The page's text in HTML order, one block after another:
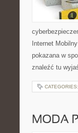
Internet
pokazana w
znaleźć tu
CATEGORIES:
MODA